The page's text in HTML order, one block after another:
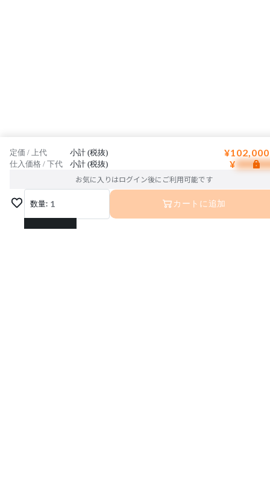
定価 / 上代 小計 (税抜)
仕入価格 / 下代 小計 (税抜) ¥
お気に入りはログイン後にご利用可能です
数量: 1
1
カートに追加